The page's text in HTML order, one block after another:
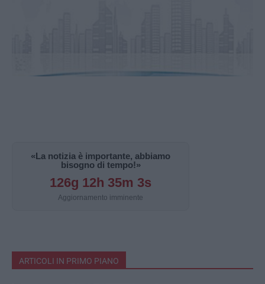
«La notizia è importante, abbiamo
bisogno di tempo!»
126g 12h 35m 2s
Aggiornamento imminente
ARTICOLI IN PRIMO PIANO